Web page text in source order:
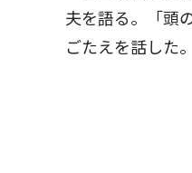
夫を語る。「頭
ごたえを話した。